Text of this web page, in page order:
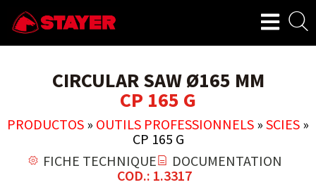
CIRCULAR SAW Ø165 MM
CP 165 G
PRODUCTOS » OUTILS PROFESSIONNELS » SCIES »
CP 165 G
FICHE TECHNIQUE
DOCUMENTATION
COD.: 1.3317